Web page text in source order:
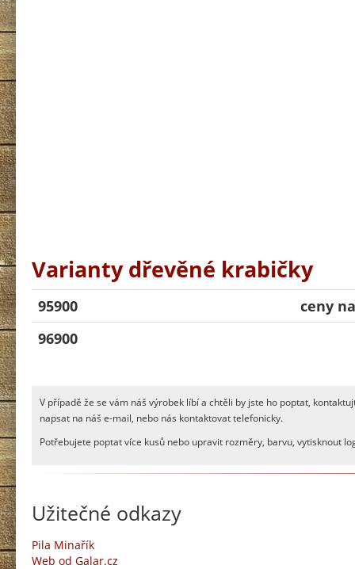
Varianty dřevěné krabičky
95900
ceny
96900
V případě že se vám náš výrobek líbí a chtěli by jste ho poptat,
napsat na náš e-mail, nebo nás kontaktovat telefonicky.
Potřebujete poptat více kusů nebo upravit rozměry, barvu, vytisknout
Užitečné odkazy
Pila Minařík
Web od Galar.cz